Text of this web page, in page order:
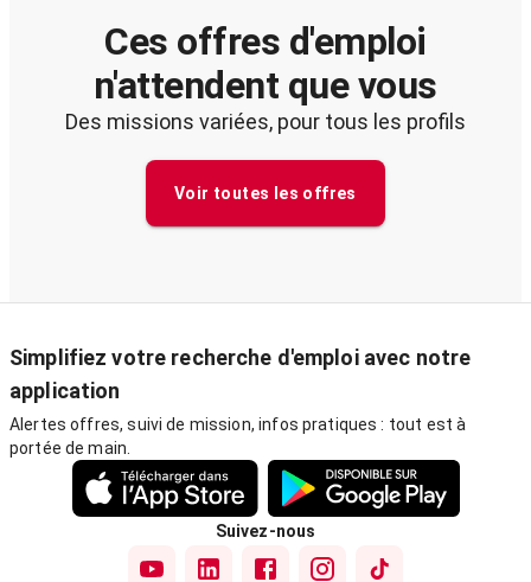
Ces offres d'emploi
n'attendent que vous
Des missions variées, pour tous les profils
Voir toutes les offres
Simplifiez votre recherche d'emploi avec notre
application
Alertes offres, suivi de mission, infos pratiques : tout est à
portée de main.
Suivez-nous